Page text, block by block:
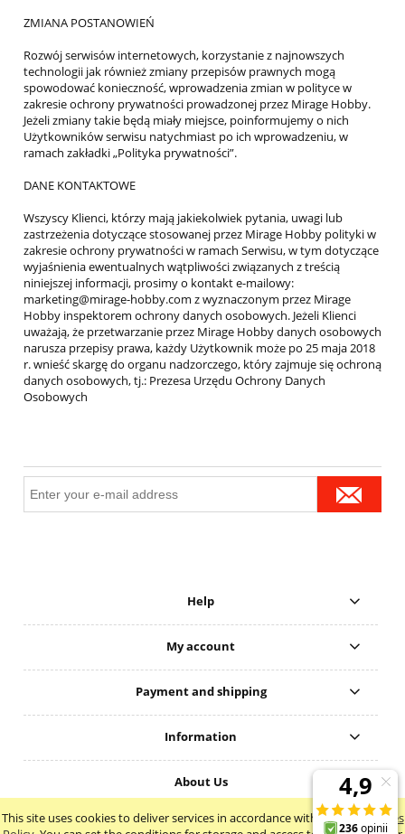
This site uses cookies to deliver services in accordance with theCookie Files
ZMIANA POSTANOWIEŃ
Rozwój serwisów internetowych, korzystanie z najnowszych
technologii jak również zmiany przepisów prawnych mogą
spowodować konieczność, wprowadzenia zmian w polityce w
zakresie ochrony prywatności prowadzonej przez Mirage Hobby.
Jeżeli zmiany takie będą miały miejsce, poinformujemy o nich
Użytkowników serwisu natychmiast po ich wprowadzeniu, w
ramach zakładki „Polityka prywatności”.
DANE KONTAKTOWE
Wszyscy Klienci, którzy mają jakiekolwiek pytania, uwagi lub
zastrzeżenia dotyczące stosowanej przez Mirage Hobby polityki w
zakresie ochrony prywatności w ramach Serwisu, w tym dotyczące
wyjaśnienia ewentualnych wątpliwości związanych z treścią
niniejszej informacji, prosimy o kontakt e-mailowy:
marketing@mirage-hobby.com z wyznaczonym przez Mirage
Hobby inspektorem ochrony danych osobowych. Jeżeli Klienci
uważają, że przetwarzanie przez Mirage Hobby danych osobowych
narusza przepisy prawa, każdy Użytkownik może po 25 maja 2018
r. wnieść skargę do organu nadzorczego, który zajmuje się ochroną
danych osobowych, tj.: Prezesa Urzędu Ochrony Danych
Osobowych
Help
My account
Payment and shipping
Information
About Us